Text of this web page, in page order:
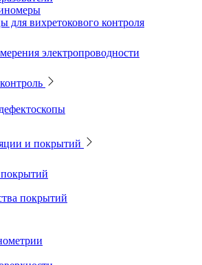
и электромагниты
покрытий
и ферритометры
и стенды магнитопорошкового
для МПД
металла
состояния электрических машин
для вихретокового контроля
электропроводности